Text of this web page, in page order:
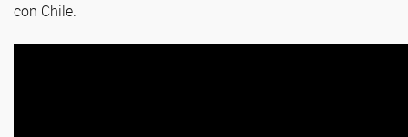
con Chile.